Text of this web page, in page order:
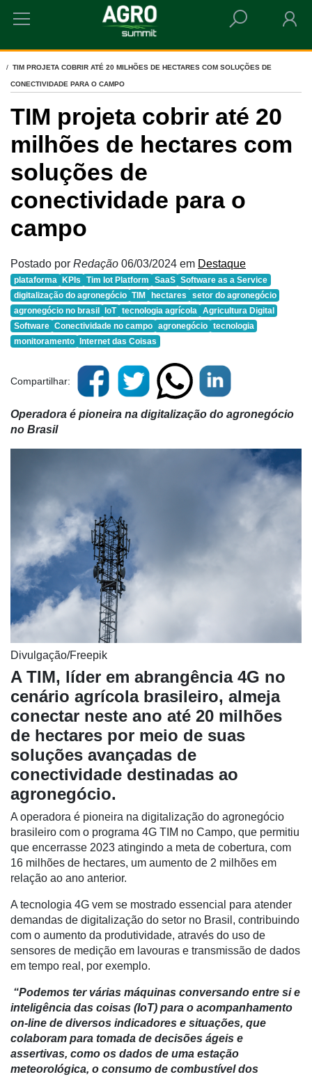
Cadastre-
se
Minha
conta
Notícias
Destaque
Mercado
Troca
de
Cadeira
Agenda
Agricultura
de
Precisão
HOME
TIM PROJETA COBRIR ATÉ 20 MILHÕES DE HECTARES COM SOLUÇÕES DE
CONECTIVIDADE PARA O CAMPO
TIM projeta cobrir até 20
milhões de hectares com
soluções de
conectividade para o
campo
Postado por Redação 06/03/2024 em Destaque
plataforma KPIs Tim Iot Platform SaaS Software as a Service
digitalização do agronegócio TIM hectares
setor do agronegócio
agronegócio no brasil
IoT tecnologia agrícola Agricultura Digital
Software Conectividade no campo agronegócio tecnologia
monitoramento
Internet das Coisas
Compartilhar:
Operadora é pioneira na digitalização do agronegócio
no Brasil
Divulgação/Freepik
A TIM, líder em abrangência 4G no
cenário agrícola brasileiro, almeja
conectar neste ano até 20 milhões
de hectares por meio de suas
soluções avançadas de
conectividade destinadas ao
agronegócio.
A operadora é pioneira na digitalização do agronegócio
brasileiro com o programa 4G TIM no Campo, que permitiu
que encerrasse 2023 atingindo a meta de cobertura, com
16 milhões de hectares, um aumento de 2 milhões em
relação ao ano anterior.
A tecnologia 4G vem se mostrado essencial para atender
demandas de digitalização do setor no Brasil, contribuindo
com o aumento da produtividade, através do uso de
sensores de medição em lavouras e transmissão de dados
em tempo real, por exemplo.
“Podemos ter várias máquinas conversando entre si e
inteligência das coisas (IoT) para o acompanhamento
on-line de diversos indicadores e situações, que
colaboram para tomada de decisões ágeis e
assertivas, como os dados de uma estação
meteorológica, o consumo de combustível dos